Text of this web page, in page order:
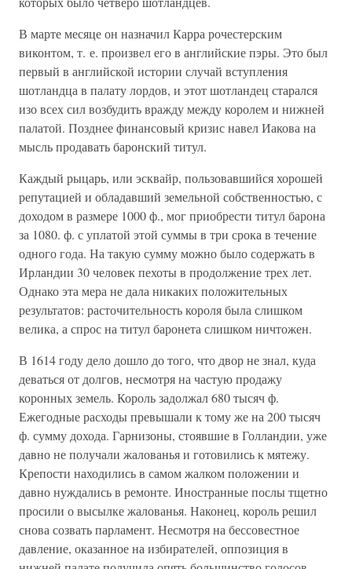
В марте месяце он назначил Карра рочестерским
виконтом, т. е. произвел его в английские пэры. Это был
первый в английской истории случай вступления
шотландца в палату лордов, и этот шотландец старался
изо всех сил возбудить вражду между королем и нижней
палатой. Позднее финансовый кризис навел Иакова на
мысль продавать баронский титул.
Каждый рыцарь, или эсквайр, пользовавшийся хорошей
репутацией и обладавший земельной собственностью, с
доходом в размере 1000 ф., мог приобрести титул барона
за 1080. ф. с уплатой этой суммы в три срока в течение
одного года. На такую сумму можно было содержать в
Ирландии 30 человек пехоты в продолжение трех лет.
Однако эта мера не дала никаких положительных
результатов: расточительность короля была слишком
велика, а спрос на титул баронета слишком ничтожен.
В 1614 году дело дошло до того, что двор не знал, куда
деваться от долгов, несмотря на частую продажу
коронных земель. Король задолжал 680 тысяч ф.
Ежегодные расходы превышали к тому же на 200 тысяч
ф. сумму дохода. Гарнизоны, стоявшие в Голландии, уже
давно не получали жалованья и готовились к мятежу.
Крепости находились в самом жалком положении и
давно нуждались в ремонте. Иностранные послы тщетно
просили о высылке жалованья. Наконец, король решил
снова созвать парламент. Несмотря на бессовестное
давление, оказанное на избирателей, оппозиция в